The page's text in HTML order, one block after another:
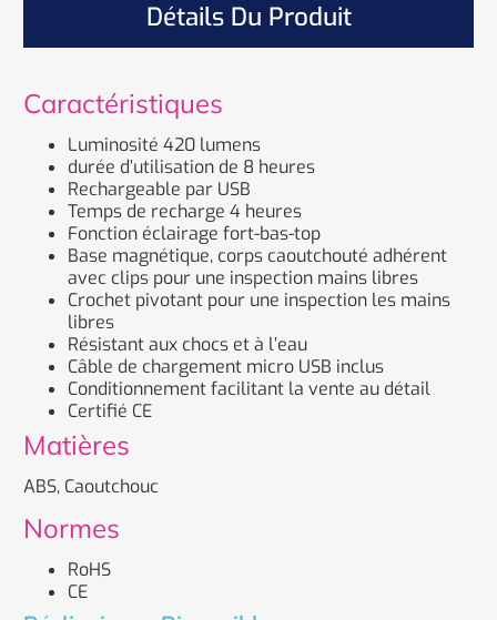
Détails Du Produit
Caractéristiques
Luminosité 420 lumens
durée d’utilisation de 8 heures
Rechargeable par USB
Temps de recharge 4 heures
Fonction éclairage fort-bas-top
Base magnétique, corps caoutchouté adhérent
avec clips pour une inspection mains libres
Crochet pivotant pour une inspection les mains
libres
Résistant aux chocs et à l’eau
Câble de chargement micro USB inclus
Conditionnement facilitant la vente au détail
Certifié CE
Matières
ABS, Caoutchouc
Normes
RoHS
CE